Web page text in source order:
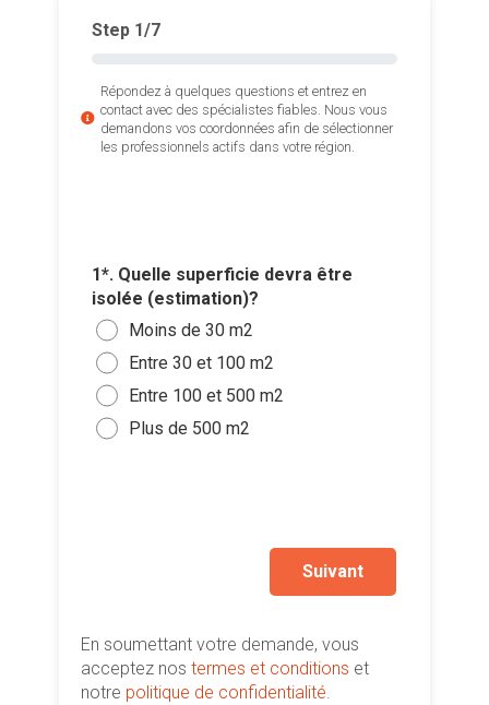
Step 1/7
Répondez à quelques questions et entrez en
contact avec des spécialistes fiables. Nous vous
demandons vos coordonnées afin de sélectionner
les professionnels actifs dans votre région.
1*. Quelle superficie devra être
isolée (estimation)?
Moins de 30 m2
Entre 30 et 100 m2
Entre 100 et 500 m2
Plus de 500 m2
Suivant
En soumettant votre demande, vous
acceptez nostermes et conditions et
notre politique de confidentialité.